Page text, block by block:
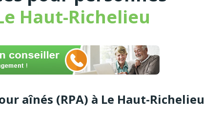
Haut-Richelieu
aînés (RPA) à Le Haut-Richelieu